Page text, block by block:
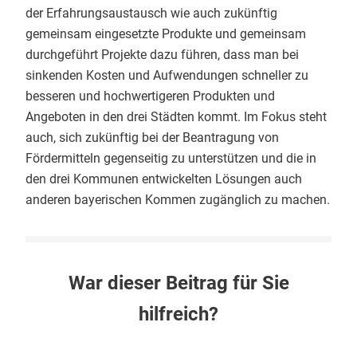
der Erfahrungsaustausch wie auch zukünftig
gemeinsam eingesetzte Produkte und gemeinsam
durchgeführt Projekte dazu führen, dass man bei
sinkenden Kosten und Aufwendungen schneller zu
besseren und hochwertigeren Produkten und
Angeboten in den drei Städten kommt. Im Fokus steht
auch, sich zukünftig bei der Beantragung von
Fördermitteln gegenseitig zu unterstützen und die in
den drei Kommunen entwickelten Lösungen auch
anderen bayerischen Kommen zugänglich zu machen.
War dieser Beitrag für Sie
hilfreich?